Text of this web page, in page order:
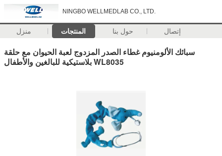
NINGBO WELLMEDLAB CO., LTD.
منزل المنتجات حول بنا إتصال
سبائك الألومنيوم غطاء الصدر المزدوج لعبة الحيوان مع حلقة
بلاستيكية للبالغين والأطفال WL8035